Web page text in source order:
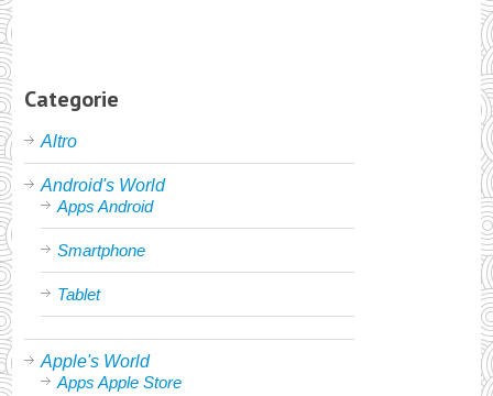
Categorie
Altro
Android's World
Apps Android
Smartphone
Tablet
Apple's World
Apps Apple Store